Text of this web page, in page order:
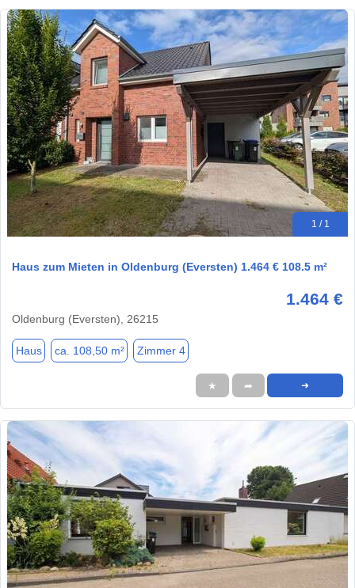
1 / 1
Haus zum Mieten in Oldenburg (Eversten) 1.464 € 108.5 m²
1.464 €
Oldenburg (Eversten), 26215
Haus ca. 108,50 m² Zimmer 4
★ ➦ ➜